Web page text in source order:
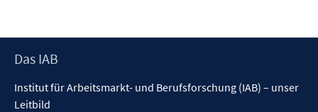
Footer
Das IAB
Institut für Arbeitsmarkt- und Berufsforschung (IAB) – unser
Leitbild